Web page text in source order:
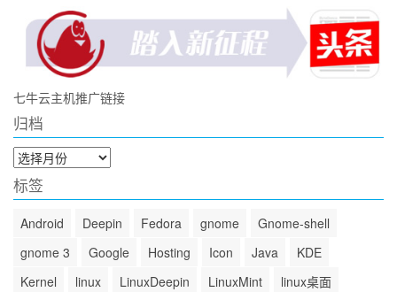
七牛云主机推广链接
归档
归
档
标签
Android Deepin Fedora gnome
Gnome-shell
gnome 3
Google Hosting Icon Java
KDE
Kernel
linux LinuxDeepin LinuxMint
linux桌面